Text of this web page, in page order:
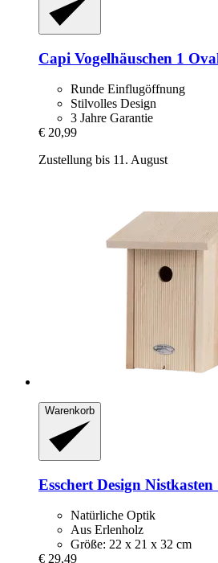
Capi Vogelhäuschen 1
Runde Einflugöffnung
Stilvolles Design
3 Jahre Garantie
€ 20,99
Zustellung bis 11. August
Warenkorb
Esschert Design
Natürliche Optik
Aus Erlenholz
Größe: 22 x 21 x 32 cm
€ 29,49